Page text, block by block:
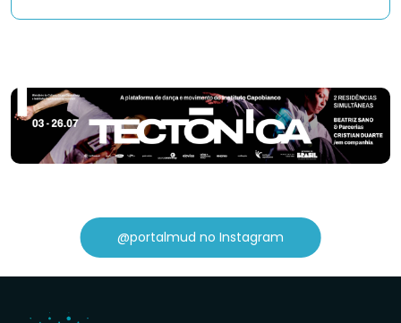
@portalmud no Instagram